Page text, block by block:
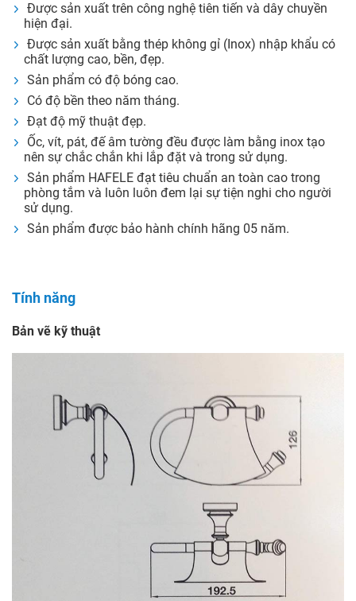
Được sản xuất trên công nghệ tiên tiến và dây chuyền
hiện đại.
Được sản xuất bằng thép không gỉ (Inox) nhập khẩu có
chất lượng cao, bền, đẹp.
Sản phẩm có độ bóng cao.
Có độ bền theo năm tháng.
Đạt độ mỹ thuật đẹp.
Ốc, vít, pát, đế âm tường đều được làm bằng inox tạo
nên sự chắc chắn khi lắp đặt và trong sử dụng.
Sản phẩm HAFELE đạt tiêu chuẩn an toàn cao trong
phòng tắm và luôn luôn đem lại sự tiện nghi cho người
sử dụng.
Sản phẩm được bảo hành chính hãng 05 năm.
Tính năng
Bản vẽ kỹ thuật